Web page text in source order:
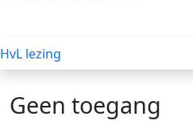
HvL lezing
Geen toegang